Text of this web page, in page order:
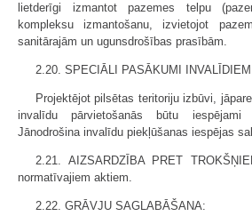
lietderīgi izmantot pazemes telpu
kompleksu izmantošanu, izvietojot
sanitārajām un ugunsdrošības prasībām.
2.20. SPECIĀLI PASĀKUMI INVALĪDIEM
Projektējot pilsētas teritoriju izbūvi,
invalīdu pārvietošanās būtu
Jānodrošina invalīdu piekļūšanas iespējas
2.21. AIZSARDZĪBA PRET
normatīvajiem aktiem.
2.22. GRĀVJU SAGLABĀŠANA: